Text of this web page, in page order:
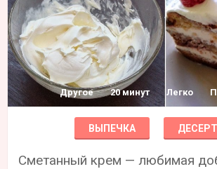
Другое 20 минут Легко
ВЫПЕЧКА
Сметанный крем — любимая